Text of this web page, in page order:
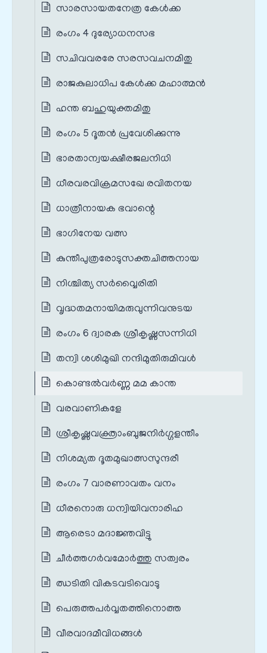
സാരസായതനേത്ര കേൾക്ക
രംഗം 4 ദുര്യോധനസഭ
സചിവവരരേ സരസവചനമിതു
രാജകുലാധിപ കേൾക്ക മഹാത്മൻ
ഹന്ത ബഹുയുക്തമിതു
രംഗം 5 ദൂതൻ പ്രവേശിക്കുന്നു
ഭാരതാന്വയക്ഷീരജലനിധി
ധീരവരവിക്രമസഖേ രവിതനയ
ധാത്രീനായക ഭവാന്റെ
ഭാഗിനേയ വത്സ
കുന്തീപുത്രരോടുസക്തചിത്തനായ
നിശ്ചിത്യ സർവ്വൈരിതി
വൃദ്ധതമനായിമരുവുന്നിവനുടയ
രംഗം 6 ദ്വാരക ശ്രീകൃഷ്ണസന്നിധി
തന്വി ശശിമുഖി നന്ദിമുതിരുമിവൾ
കൊണ്ടൽവർണ്ണ മമ കാന്ത
വരവാണികളേ
ശ്രീകൃഷ്ണവക്ത്രാംബുജനിർഗ്ഗളന്തീം
നിശമ്യത ദൂതമുഖാത്സസുന്ദരീ
രംഗം 7 വാരണാവതം വനം
ധീരനൊരു ധന്വിയിവനാരിഹ
ആരെടാ മദാജ്ഞവിട്ടു
ചീർത്തഗർവമോർത്തു സത്വരം
ഝടിതി വികടവടിവൊടു
പെരുത്തപർവ്വതത്തിനൊത്ത
വീരവാദമീവിധങ്ങൾ